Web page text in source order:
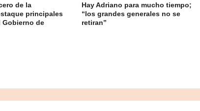
de la
principales
de
Hay Adriano para mucho tiempo;
“los grandes generales no se
retiran”